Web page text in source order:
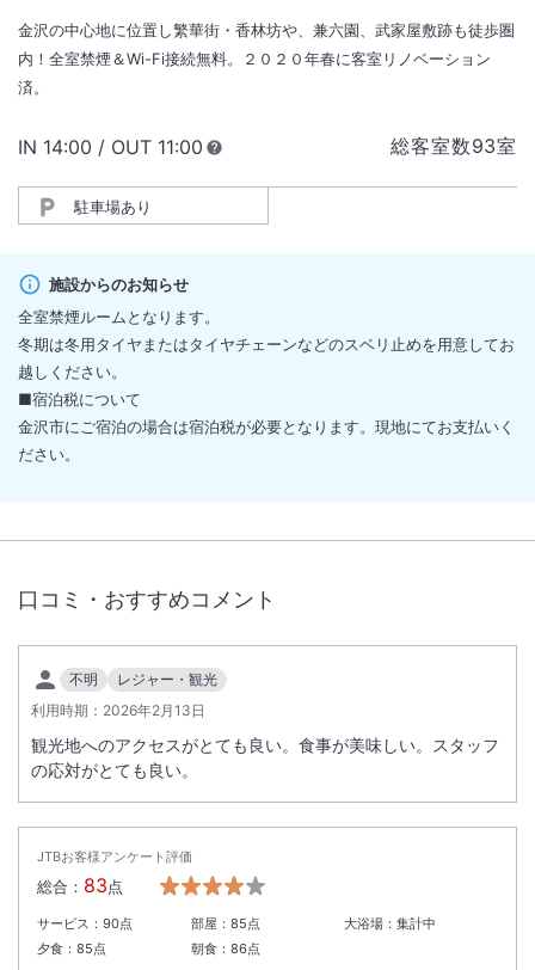
金沢の中心地に位置し繁華街・香林坊や、兼六園、武家屋敷跡も徒歩圏
内！全室禁煙＆Wi-Fi接続無料。２０２０年春に客室リノベーション
済。
総客室数93室
IN チェックイン
14:00 / OUT チェックアウト
11:00
駐車場あり
施設からのお知らせ
全室禁煙ルームとなります。
冬期は冬用タイヤまたはタイヤチェーンなどのスベリ止めを用意してお
越しください。
■宿泊税について
金沢市にご宿泊の場合は宿泊税が必要となります。現地にてお支払いく
ださい。
口コミ・おすすめコメント
不明
レジャー・観光
利用時期： 2026年2月13日
観光地へのアクセスがとても良い。食事が美味しい。スタッフ
の応対がとても良い。
JTBお客様アンケート評価
総合： 83点
サービス： 90点 部屋： 85点 大浴場：集計中
夕食： 85点 朝食： 86点